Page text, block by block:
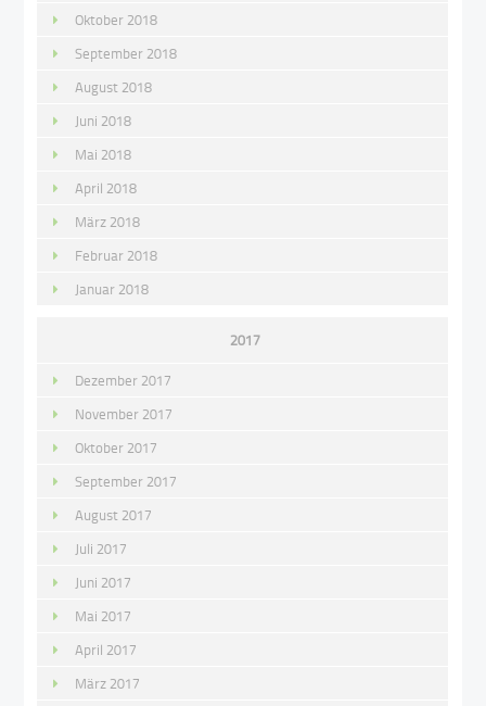
Oktober 2018
September 2018
August 2018
Juni 2018
Mai 2018
April 2018
März 2018
Februar 2018
Januar 2018
2017
Dezember 2017
November 2017
Oktober 2017
September 2017
August 2017
Juli 2017
Juni 2017
Mai 2017
April 2017
März 2017